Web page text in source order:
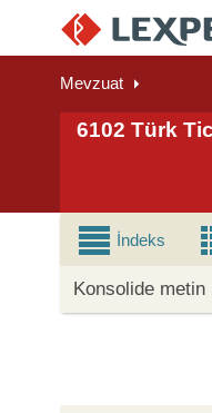
Mevzuat
6102 Türk
İndeks
Konsolide